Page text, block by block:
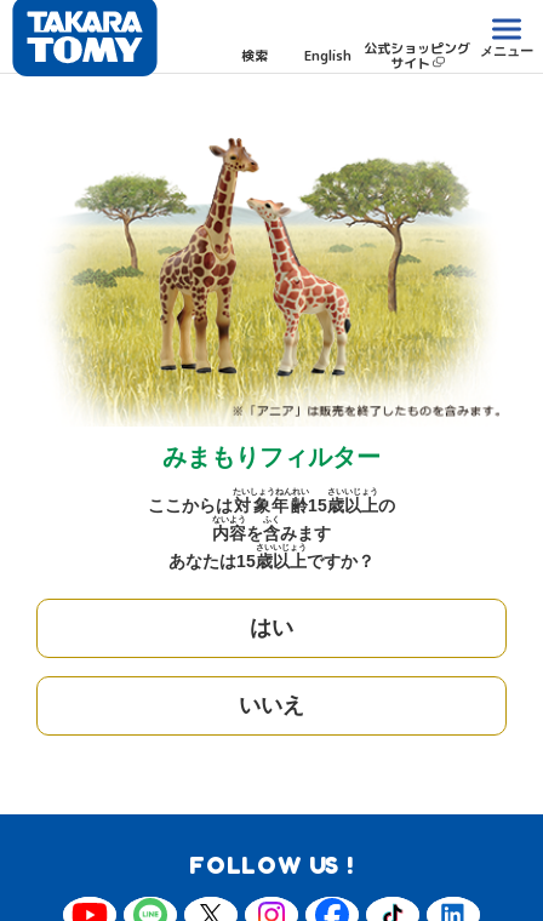
検索 English 公式ショッピング
サイト
メニュー
みまもりフィルター
ここからは対象年齢
たいしょうねんれい
15歳
さい
以上
いじょう
の
内容
ないよう
を含
ふく
みます
あなたは15歳
さい
以上
いじょう
ですか？
はい
いいえ
FOLLOW US !